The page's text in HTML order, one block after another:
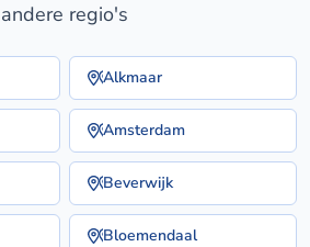
andere regio's
Alkmaar
Amsterdam
Beverwijk
Bloemendaal